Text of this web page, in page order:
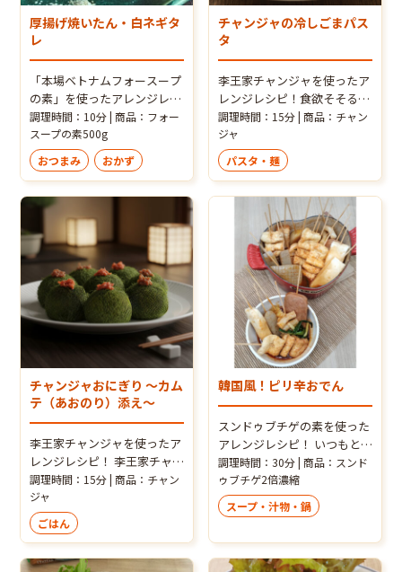
厚揚げ焼いたん・白ネギタ
レ
「本場ベトナムフォースープ
の素」を使ったアレンジレシ
ピ！ 本場ベトナムフォースー
プの素：小さじ1と、白ネ
ギ：70g（約1本）を合わせた
オリジナル合わせ調味料「基
ページに作り方がございま
す）」を使って簡単なのに美
味しい一品が作れます。
調理時間：10分 | 商品：フォー
スープの素500g
おつまみ
おかず
チャンジャの冷しごまパス
タ
李王家チャンジャを使ったア
レンジレシピ！食欲そそるチ
ャンジャ冷製パスタをご紹介
します。エゴマの葉（または
シソの葉）とごま油の香りが
チャンジャとベストマッチ！
好きな味ですよ～。
調理時間：15分 | 商品：チャン
ジャ
パスタ・麺
チャンジャおにぎり ～カム
テ（あおのり）添え～
李王家チャンジャを使ったア
レンジレシピ！ 李王家チャン
ジャを使った韓国風おにぎり
はいかがでしょう？チャンジ
ャ+ごま油+カムテ（青のり）
で間違いない美味しさです。
調理時間：15分 | 商品：チャン
ジャ
ごはん
韓国風！ピリ辛おでん
スンドゥブチゲの素を使った
アレンジレシピ！ いつもと違
ったピリ辛のおでんです。串
に刺せば韓国風に！ 韓国焼酎
と一緒に"お家で韓国ポチ
ャ"をお楽しみください。
調理時間：30分 | 商品：スンド
ゥブチゲ2倍濃縮
スープ・汁物・鍋